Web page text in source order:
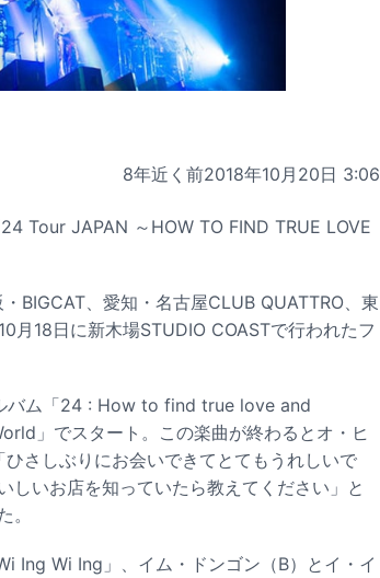
8年近く前2018年10月20日 3:06
Tour JAPAN ～HOW TO FIND TRUE LOVE
BIGCAT、愛知・名古屋CLUB QUATTRO、東
月18日に新木場STUDIO COASTで行われたフ
バム「24 : How to find true love and
」でスタート。この楽曲が終わるとオ・ヒ
さしぶりにお会いできてとてもうれしいで
しいお店を知っていたら教えてください」と
。
Ing Wi Ing」、イム・ドンゴン（B）とイ・イ